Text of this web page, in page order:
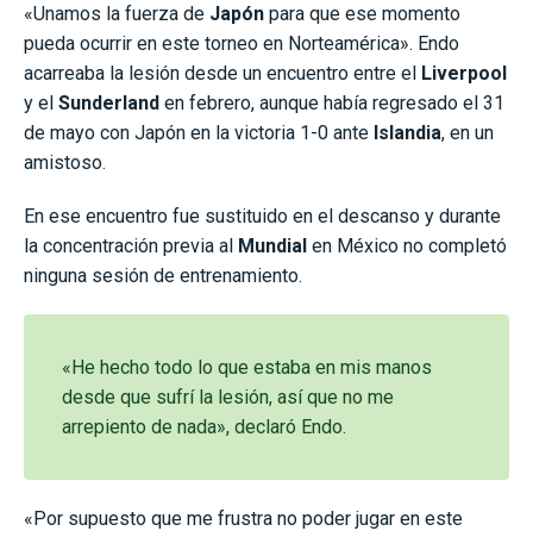
«Unamos la fuerza de Japón para que ese momento
pueda ocurrir en este torneo en Norteamérica». Endo
acarreaba la lesión desde un encuentro entre el Liverpool
y el Sunderland en febrero, aunque había regresado el 31
de mayo con Japón en la victoria 1-0 ante Islandia, en un
amistoso.
En ese encuentro fue sustituido en el descanso y durante
la concentración previa al Mundial en México no completó
ninguna sesión de entrenamiento.
«He hecho todo lo que estaba en mis manos
desde que sufrí la lesión, así que no me
arrepiento de nada», declaró Endo.
«Por supuesto que me frustra no poder jugar en este